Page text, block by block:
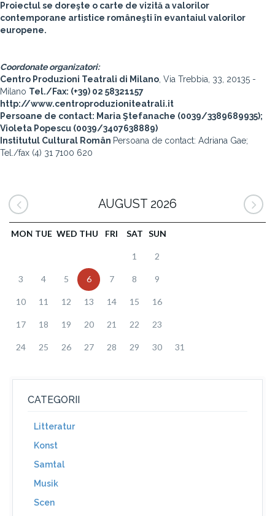
Proiectul se doreşte o carte de vizită a valorilor
contemporane artistice româneşti în evantaiul valorilor
europene.
Coordonate organizatori:
Centro Produzioni Teatrali di Milano , Via Trebbia, 33, 20135 -
Milano Tel./Fax: (+39) 02 58321157
http://www.centroproduzioniteatrali.it
Persoane de contact: Maria Ştefanache (0039/3389689935);
Violeta Popescu (0039/3407638889)
Institutul Cultural Român Persoana de contact: Adriana Gae;
Tel./fax (4) 31 7100 620
AUGUST 2026
MON TUE WED THU FRI SAT SUN
1 2
3 4 5 6 7 8 9
10 11 12 13 14 15 16
17 18 19 20 21 22 23
24 25 26 27 28 29 30 31
CATEGORII
Litteratur
Konst
Samtal
Musik
Scen